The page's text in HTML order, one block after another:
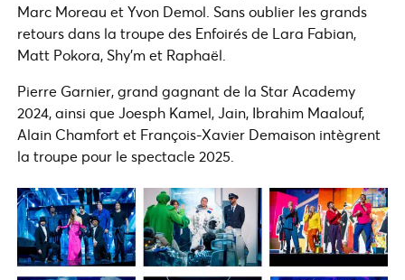
Marc Moreau et Yvon Demol. Sans oublier les grands
retours dans la troupe des Enfoirés de Lara Fabian,
Matt Pokora, Shy’m et Raphaël.
Pierre Garnier, grand gagnant de la Star Academy
2024, ainsi que Joesph Kamel, Jain, Ibrahim Maalouf,
Alain Chamfort et François-Xavier Demaison intègrent
la troupe pour le spectacle 2025.